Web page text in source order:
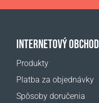
INTERNETOVÝ OBCHOD
Produkty
Platba za objednávky
Spôsoby doručenia